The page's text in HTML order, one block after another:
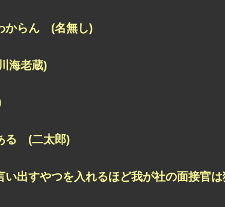
からん (名無し)
海老蔵)
る (二太郎)
い出すやつを入れるほど我が社の面接官